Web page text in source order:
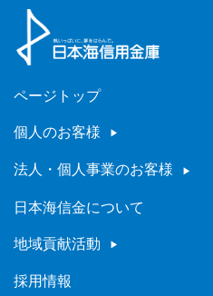
ページトップ
個人のお客様
法人・個人事業のお客様
日本海信金について
地域貢献活動
採用情報